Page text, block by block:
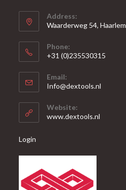
Address:
Waarderweg 54, Haarlem
Phone:
+31 (0)235530315
in
je
toepassing
Email:
Info@dextools.nl
Website:
www.dextools.nl
Login